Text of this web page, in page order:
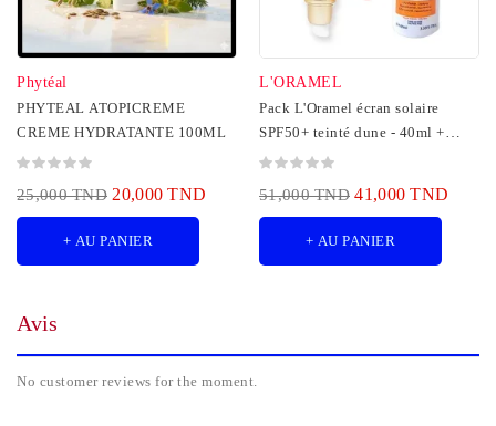
Phytéal
PHYTEAL ATOPICREME
CREME HYDRATANTE 100ML
25,000 TND 20,000 TND
+ AU PANIER
L'ORAMEL
Pack L'Oramel écran solaire
SPF50+ teinté dune - 40ml +
Mousse nettoyante...
51,000 TND 41,000 TND
+ AU PANIER
Avis
No customer reviews for the moment.